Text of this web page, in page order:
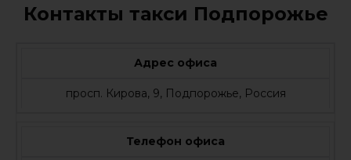
Контакты такси Подпорожье
Адрес офиса
просп. Кирова, 9, Подпорожье, Россия
Телефон офиса